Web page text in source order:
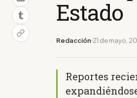
Estado
Redacción 21 de mayo,
Reportes